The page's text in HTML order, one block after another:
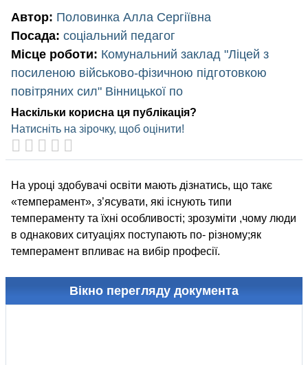
Автор: Половинка Алла Сергіївна
Посада: соціальний педагог
Місце роботи: Комунальний заклад "Ліцей з
посиленою військово-фізичною підготовкою
повітряних сил" Вінницької по
Наскільки корисна ця публікація?
Натисніть на зірочку, щоб оцінити!
На уроці здобувачі освіти мають дізнатись, що такє
«темперамент», з’ясувати, які існують типи
темпераменту та їхні особливості; зрозуміти ,чому люди
в однакових ситуаціях поступають по- різному;як
темперамент впливає на вибір професії.
Вікно перегляду документа